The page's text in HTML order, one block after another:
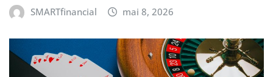
SMARTfinancial mai 8, 2026